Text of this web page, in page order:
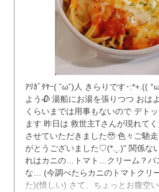
ｱﾘｶﾞﾀﾔｰ( ˘ω˘)人 きらりです･:*+.((
よう🥀 湯船にお湯を張りつつ おは
くらいまでは用事もないので デト
ます 昨日は 救世主Tさんが現れて
させていただきました🥹 色々ご馳
がとうございました♡(*.ˬ.)" 関係な
れはカニの…トマト…クリーム？
な… (今調べたらカニのトマトクリ
た)(惜しい) さて、ちょっとお腹空